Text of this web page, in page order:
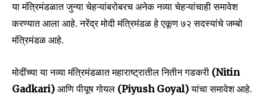
या मंत्रिमंडळात जुन्या चेहऱ्यांबरोबरच अनेक नव्या चेहऱ्यांचाही समावेश
करण्यात आला आहे. नरेंद्र मोदी मंत्रिमंडळ हे एकूण ७२ सदस्यांचे जम्बो
मंत्रिमंडळ आहे.
मोदींच्या या नव्या मंत्रिमंडळात महाराष्ट्रातील नितीन गडकरी (Nitin
Gadkari) आणि पीयूष गोयल (Piyush Goyal)यांचा समावेश आहे.